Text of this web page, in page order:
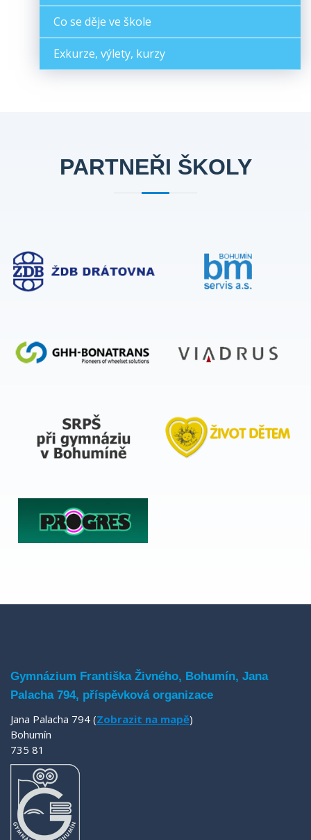
Co se děje ve škole
Exkurze, výlety, kurzy
PARTNEŘI ŠKOLY
Gymnázium Františka Živného, Bohumín, Jana
Palacha 794, příspěvková organizace
Jana Palacha 794 (Zobrazit na mapě)
Bohumín
735 81